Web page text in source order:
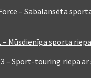
– Sabalansēta
– Mūsdienīga sporta
– Sport-touring riepa